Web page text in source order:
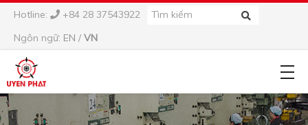
Hotline:
+84 28 37543922
Ngôn ngữ: EN / VN